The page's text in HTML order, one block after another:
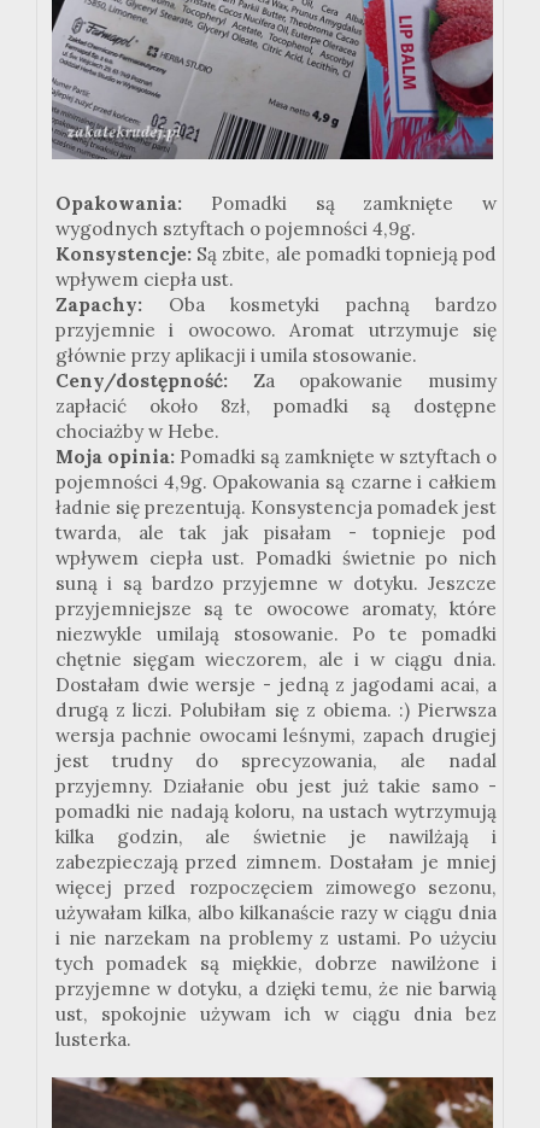
Opakowania: Pomadki są zamknięte w
wygodnych sztyftach o pojemności 4,9g.
Konsystencje: Są zbite, ale pomadki topnieją pod
wpływem ciepła ust.
Zapachy: Oba kosmetyki pachną bardzo
przyjemnie i owocowo. Aromat utrzymuje się
głównie przy aplikacji i umila stosowanie.
Ceny/dostępność: Za opakowanie musimy
zapłacić około 8zł, pomadki są dostępne
chociażby w Hebe.
Moja opinia: Pomadki są zamknięte w sztyftach o
pojemności 4,9g. Opakowania są czarne i całkiem
ładnie się prezentują. Konsystencja pomadek jest
twarda, ale tak jak pisałam - topnieje pod
wpływem ciepła ust. Pomadki świetnie po nich
suną i są bardzo przyjemne w dotyku. Jeszcze
przyjemniejsze są te owocowe aromaty, które
niezwykle umilają stosowanie. Po te pomadki
chętnie sięgam wieczorem, ale i w ciągu dnia.
Dostałam dwie wersje - jedną z jagodami acai, a
drugą z liczi. Polubiłam się z obiema. :) Pierwsza
wersja pachnie owocami leśnymi, zapach drugiej
jest trudny do sprecyzowania, ale nadal
przyjemny. Działanie obu jest już takie samo -
pomadki nie nadają koloru, na ustach wytrzymują
kilka godzin, ale świetnie je nawilżają i
zabezpieczają przed zimnem. Dostałam je mniej
więcej przed rozpoczęciem zimowego sezonu,
używałam kilka, albo kilkanaście razy w ciągu dnia
i nie narzekam na problemy z ustami. Po użyciu
tych pomadek są miękkie, dobrze nawilżone i
przyjemne w dotyku, a dzięki temu, że nie barwią
ust, spokojnie używam ich w ciągu dnia bez
lusterka.